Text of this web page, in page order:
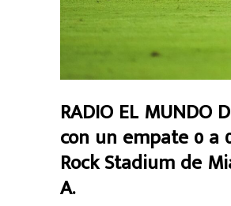
RADIO EL MUNDO
con un empate 0 a
Rock Stadium de
A.